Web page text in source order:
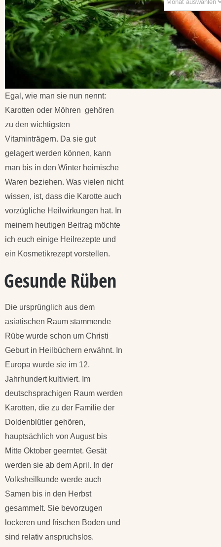
Egal, wie man sie nun nennt:
Karotten oder Möhren gehören
zu den wichtigsten
Vitaminträgern. Da sie gut
gelagert werden können, kann
man bis in den Winter heimische
Waren beziehen. Was vielen nicht
wissen, ist, dass die Karotte auch
vorzügliche Heilwirkungen hat. In
meinem heutigen Beitrag möchte
ich euch einige Heilrezepte und
ein Kosmetikrezept vorstellen.
Gesunde Rüben
Die ursprünglich aus dem
asiatischen Raum stammende
Rübe wurde schon um Christi
Geburt in Heilbüchern erwähnt. In
Europa wurde sie im 12.
Jahrhundert kultiviert. Im
deutschsprachigen Raum werden
Karotten, die zu der Familie der
Doldenblütler gehören,
hauptsächlich von August bis
Mitte Oktober geerntet. Gesät
werden sie ab dem April. In der
Volksheilkunde werde auch
Samen bis in den Herbst
gesammelt. Sie bevorzugen
lockeren und frischen Boden und
sind relativ anspruchslos.